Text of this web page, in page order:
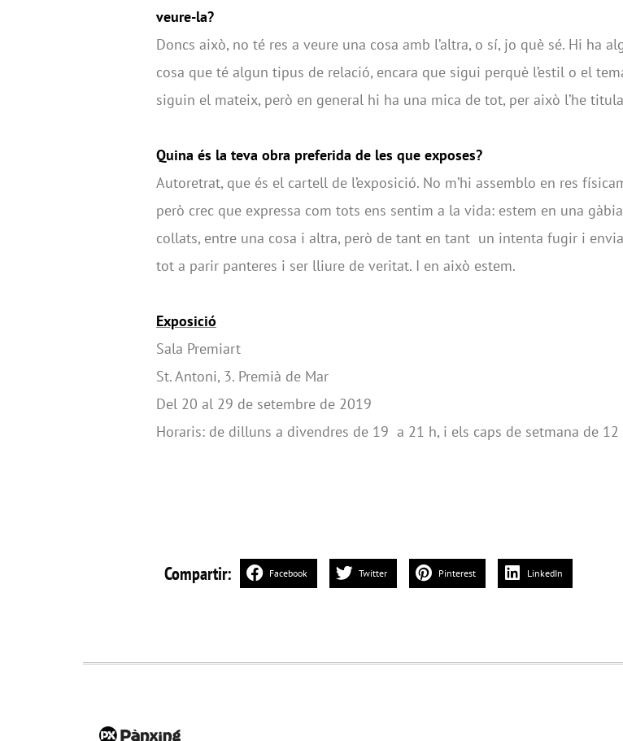
veure-la?
Doncs això, no té res a veure una cosa amb l’altra, o sí, jo què sé. Hi ha
cosa que té algun tipus de relació, encara que sigui perquè l’estil o el
siguin el mateix, però en general hi ha una mica de tot, per això l’he
Quina és la teva obra preferida de les que exposes?
Autoretrat, que és el cartell de l’exposició. No m’hi assemblo en res
però crec que expressa com tots ens sentim a la vida: estem en una gàbia
collats, entre una cosa i altra, però de tant en tant un intenta fugir i
tot a parir panteres i ser lliure de veritat. I en això estem.
Exposició
Sala Premiart
St. Antoni, 3. Premià de Mar
Del 20 al 29 de setembre de 2019
Horaris: de dilluns a divendres de 19 a 21 h, i els caps de setmana de 12
Compartir: Facebook Twitter Pinterest LinkedIn